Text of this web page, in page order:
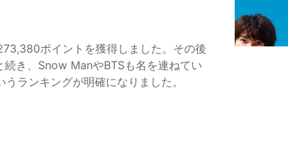
ポイントを獲得しました。その後
き、Snow ManやBTSも名を連ねてい
ランキングが明確になりました。